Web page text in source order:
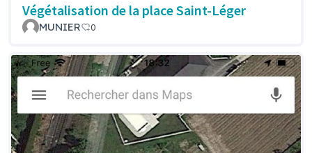
Végétalisation de la place Saint-Léger
MUNIER 0